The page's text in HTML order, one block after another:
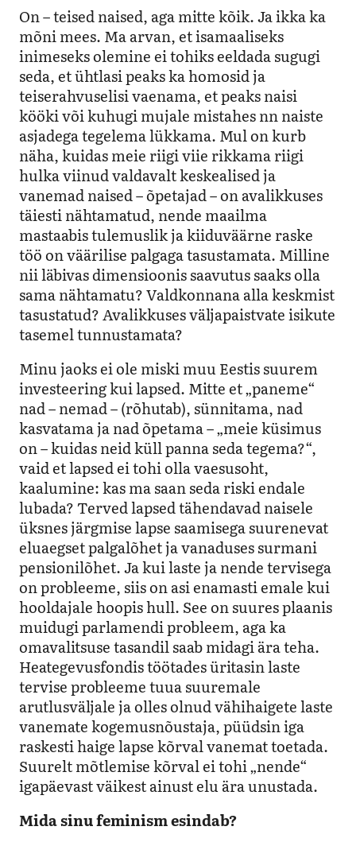
On – teised naised, aga mitte kõik. Ja ikka ka
mõni mees. Ma arvan, et isamaaliseks
inimeseks olemine ei tohiks eeldada sugugi
seda, et ühtlasi peaks ka homosid ja
teiserahvuselisi vaenama, et peaks naisi
kööki või kuhugi mujale mistahes nn naiste
asjadega tegelema lükkama. Mul on kurb
näha, kuidas meie riigi viie rikkama riigi
hulka viinud valdavalt keskealised ja
vanemad naised – õpetajad – on avalikkuses
täiesti nähtamatud, nende maailma
mastaabis tulemuslik ja kiiduväärne raske
töö on väärilise palgaga tasustamata. Milline
nii läbivas dimensioonis saavutus saaks olla
sama nähtamatu? Valdkonnana alla keskmist
tasustatud? Avalikkuses väljapaistvate isikute
tasemel tunnustamata?
Minu jaoks ei ole miski muu Eestis suurem
investeering kui lapsed. Mitte et „paneme“
nad – nemad – (rõhutab), sünnitama, nad
kasvatama ja nad õpetama – „meie küsimus
on – kuidas neid küll panna seda tegema?“,
vaid et lapsed ei tohi olla vaesusoht,
kaalumine: kas ma saan seda riski endale
lubada? Terved lapsed tähendavad naisele
üksnes järgmise lapse saamisega suurenevat
eluaegset palgalõhet ja vanaduses surmani
pensionilõhet. Ja kui laste ja nende tervisega
on probleeme, siis on asi enamasti emale kui
hooldajale hoopis hull. See on suures plaanis
muidugi parlamendi probleem, aga ka
omavalitsuse tasandil saab midagi ära teha.
Heategevusfondis töötades üritasin laste
tervise probleeme tuua suuremale
arutlusväljale ja olles olnud vähihaigete laste
vanemate kogemusnõustaja, püüdsin iga
raskesti haige lapse kõrval vanemat toetada.
Suurelt mõtlemise kõrval ei tohi „nende“
igapäevast väikest ainust elu ära unustada.
Mida sinu feminism esindab?